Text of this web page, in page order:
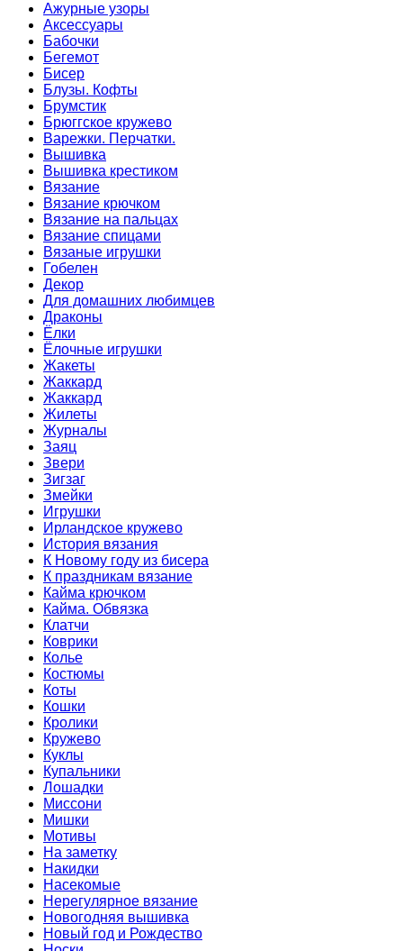
Ажурные узоры
Аксессуары
Бабочки
Бегемот
Бисер
Блузы. Кофты
Брумстик
Брюггское кружево
Варежки. Перчатки.
Вышивка
Вышивка крестиком
Вязание
Вязание крючком
Вязание на пальцах
Вязание спицами
Вязаные игрушки
Гобелен
Декор
Для домашних любимцев
Драконы
Ёлки
Ёлочные игрушки
Жакеты
Жаккард
Жаккард
Жилеты
Журналы
Заяц
Звери
Зигзаг
Змейки
Игрушки
Ирландское кружево
История вязания
К Новому году из бисера
К праздникам вязание
Кайма крючком
Кайма. Обвязка
Клатчи
Коврики
Колье
Костюмы
Коты
Кошки
Кролики
Кружево
Куклы
Купальники
Лошадки
Миссони
Мишки
Мотивы
На заметку
Накидки
Насекомые
Нерегулярное вязание
Новогодняя вышивка
Новый год и Рождество